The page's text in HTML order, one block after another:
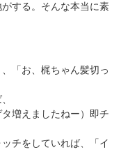
する。そんな本当に素
「お、梶ちゃん髪切っ
増えましたねー）即チ
チをしていれば、「イ